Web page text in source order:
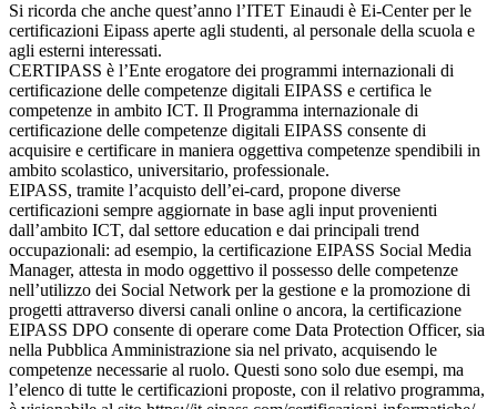
Si ricorda che anche quest’anno l’ITET Einaudi è Ei-Center per le
certificazioni Eipass aperte agli studenti, al personale della scuola e
agli esterni interessati.
CERTIPASS è l’Ente erogatore dei programmi internazionali di
certificazione delle competenze digitali EIPASS e certifica le
competenze in ambito ICT. Il Programma internazionale di
certificazione delle competenze digitali EIPASS consente di
acquisire e certificare in maniera oggettiva competenze spendibili in
ambito scolastico, universitario, professionale.
EIPASS, tramite l’acquisto dell’ei-card, propone diverse
certificazioni sempre aggiornate in base agli input provenienti
dall’ambito ICT, dal settore education e dai principali trend
occupazionali: ad esempio, la certificazione EIPASS Social Media
Manager, attesta in modo oggettivo il possesso delle competenze
nell’utilizzo dei Social Network per la gestione e la promozione di
progetti attraverso diversi canali online o ancora, la certificazione
EIPASS DPO consente di operare come Data Protection Officer, sia
nella Pubblica Amministrazione sia nel privato, acquisendo le
competenze necessarie al ruolo. Questi sono solo due esempi, ma
l’elenco di tutte le certificazioni proposte, con il relativo programma,